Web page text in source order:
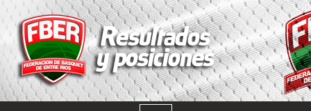
SALTAR
AL
CONTENIDO